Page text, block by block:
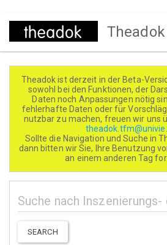
Direkt
Theadok
Theadok ist derzeit in der Beta-
sowohl bei den Funktionen, der
Daten noch Anpassungen nötig
fehlerhafte Daten oder für
nutzbar zu machen, freuen wir uns
Sollte die Navigation und Suche in
dann bitten wir Sie, Ihre Benutzung
an einem anderen Tag
SEARCH